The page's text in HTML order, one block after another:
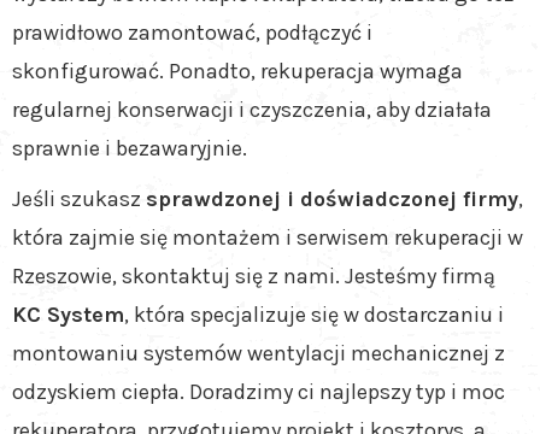
prawidłowo zamontować, podłączyć i
skonfigurować. Ponadto, rekuperacja wymaga
regularnej konserwacji i czyszczenia, aby działała
sprawnie i bezawaryjnie.
Jeśli szukasz sprawdzonej i doświadczonej firmy,
która zajmie się montażem i serwisem rekuperacji w
Rzeszowie, skontaktuj się z nami. Jesteśmy firmą
KC System, która specjalizuje się w dostarczaniu i
montowaniu systemów wentylacji mechanicznej z
odzyskiem ciepła. Doradzimy ci najlepszy typ i moc